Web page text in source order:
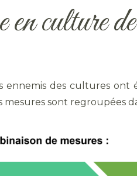
culture
ennemis des cultures ont
sont regroupées